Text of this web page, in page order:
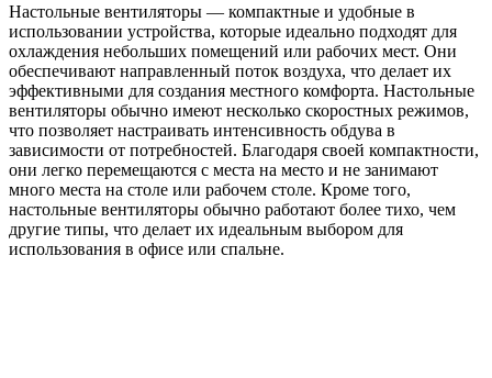
Настольные вентиляторы — компактные и удобные в
использовании устройства, которые идеально подходят для
охлаждения небольших помещений или рабочих мест. Они
обеспечивают направленный поток воздуха, что делает их
эффективными для создания местного комфорта. Настольные
вентиляторы обычно имеют несколько скоростных режимов,
что позволяет настраивать интенсивность обдува в
зависимости от потребностей. Благодаря своей компактности,
они легко перемещаются с места на место и не занимают
много места на столе или рабочем столе. Кроме того,
настольные вентиляторы обычно работают более тихо, чем
другие типы, что делает их идеальным выбором для
использования в офисе или спальне.